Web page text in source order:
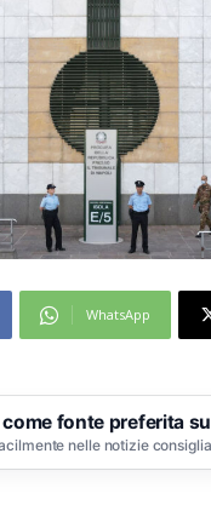
WhatsApp
fonte preferita
nelle notizie